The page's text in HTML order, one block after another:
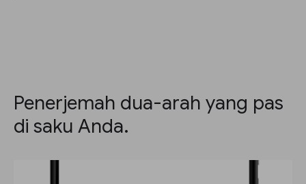
Penerjemah dua-arah yang pas
di saku Anda.